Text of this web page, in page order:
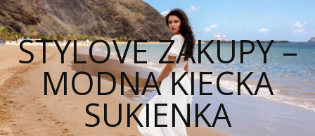
STYLOVE ZAKUPY –
MODNA KIECKA
SUKIENKA